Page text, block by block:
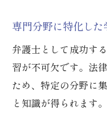
専門分野に特化した
弁護士として成功す
習が不可欠です。法
ため、特定の分野に
と知識が得られます